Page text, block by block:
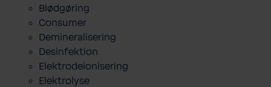
Blødgøring
Consumer
Demineralisering
Desinfektion
Elektrodeionisering
Elektrolyse